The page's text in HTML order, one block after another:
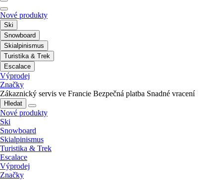
Nové produkty
Ski
Snowboard
Skialpinismus
Turistika & Trek
Escalace
Výprodej
Značky
Zákaznický servis ve Francie Bezpečná platba Snadné vracení
Hledat
Nové produkty
Ski
Snowboard
Skialpinismus
Turistika & Trek
Escalace
Výprodej
Značky